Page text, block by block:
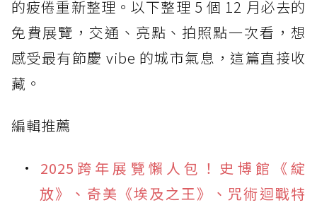
的疲倦重新整理。以下整理 5 個 12 月必去的
免費展覽，交通、亮點、拍照點一次看，想
感受最有節慶 vibe 的城市氣息，這篇直接收
藏。
編輯推薦
2025跨年展覽懶人包！史博館《綻
放》、奇美《埃及之王》、咒術迴戰特